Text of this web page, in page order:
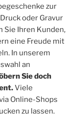
zur
oder Gravur
Sie Ihren Kunden,
eine Freude mit
In unserem
an
Sie doch
Viele
Online-Shops
zu lassen.